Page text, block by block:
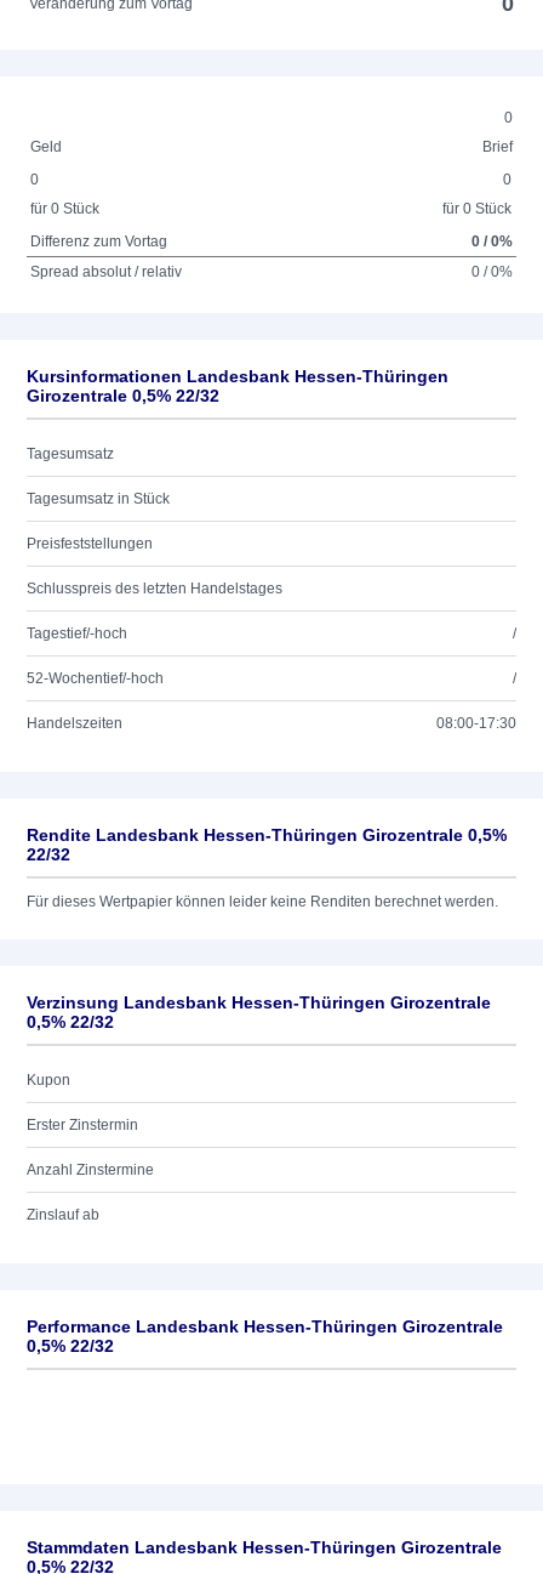
Veränderung zum Vortag
0
Geld
Brief
0
für 0 Stück
0
für 0 Stück
Differenz zum Vortag
0 / 0%
Spread absolut / relativ
0 / 0%
Kursinformationen Landesbank Hessen-Thüringen
Girozentrale 0,5% 22/32
Tagesumsatz
Tagesumsatz in Stück
Preisfeststellungen
Schlusspreis des letzten Handelstages
Tagestief/-hoch /
52-Wochentief/-hoch /
Handelszeiten 08:00-17:30
Rendite Landesbank Hessen-Thüringen Girozentrale 0,5%
22/32
Für dieses Wertpapier können leider keine Renditen berechnet werden.
Verzinsung Landesbank Hessen-Thüringen Girozentrale
0,5% 22/32
Kupon
Erster Zinstermin
Anzahl Zinstermine
Zinslauf ab
Performance Landesbank Hessen-Thüringen Girozentrale
0,5% 22/32
Stammdaten Landesbank Hessen-Thüringen Girozentrale
0,5% 22/32